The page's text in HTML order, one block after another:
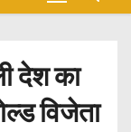
देश का
विजेता